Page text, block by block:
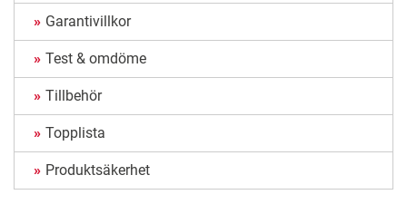
Garantivillkor
Test & omdöme
Tillbehör
Topplista
Produktsäkerhet